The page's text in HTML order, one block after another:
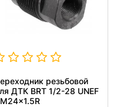
резьбовой
ДТК BRT 1/2-28 UNEF